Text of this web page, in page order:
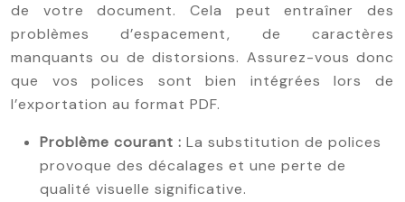
de votre document. Cela peut entraîner des
problèmes d’espacement, de caractères
manquants ou de distorsions. Assurez-vous donc
que vos polices sont bien intégrées lors de
l’exportation au format PDF.
Problème courant : La substitution de polices
provoque des décalages et une perte de
qualité visuelle significative.